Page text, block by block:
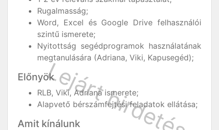
Rugalmasság;
Word, Excel és Google Drive felhasználói
szintű ismerete;
Nyitottság segédprogramok használatának
megtanulására (Adriana, Viki, Kapusegéd);
Előnyök
RLB, Viki, Adriana ismerete;
Alapvető bérszámfejtési feladatok ellátása;
Amit kínálunk